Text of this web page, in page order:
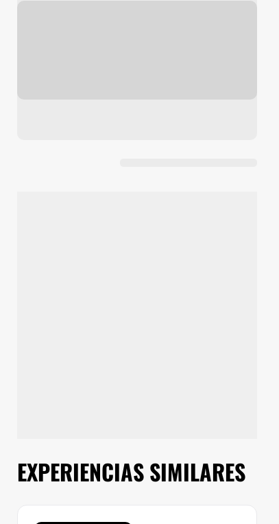
EXPERIENCIAS SIMILARES